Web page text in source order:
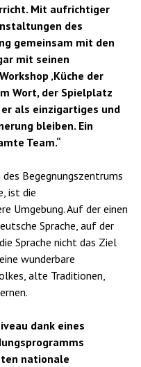
Mit aufrichtiger
des
gemeinsam mit den
mit seinen
‚Küche der
Wort, der Spielplatz
als einzigartiges und
bleiben. Ein
Team.“
Begegnungszentrums
ist die
Umgebung. Auf der einen
Sprache, auf der
Sprache nicht das Ziel
wunderbare
alte Traditionen,
dank eines
nationale